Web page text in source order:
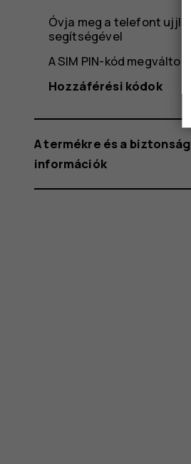
Óvja meg a telefont
segítségével
A SIM PIN-kód
Hozzáférési kódok
A termékre és a
információk